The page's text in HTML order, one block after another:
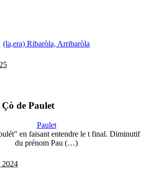
(la,era) Ribaròla, Arribaròla
Çò de Paulet
Paulet
en faisant entendre le t final. Diminutif
du prénom Pau (…)
2024